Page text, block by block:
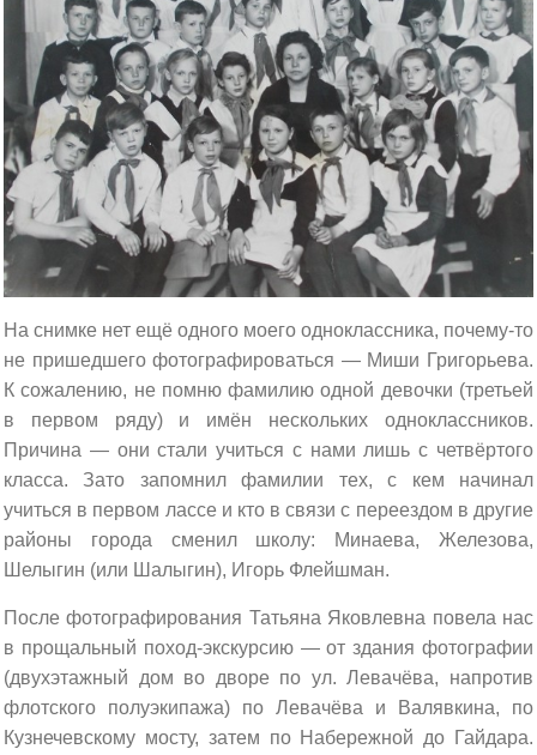
На снимке нет ещё одного моего одноклассника, почему-то
не пришедшего фотографироваться — Миши Григорьева.
К сожалению, не помню фамилию одной девочки (третьей
в первом ряду) и имён нескольких одноклассников.
Причина — они стали учиться с нами лишь с четвёртого
класса. Зато запомнил фамилии тех, с кем начинал
учиться в первом лассе и кто в связи с переездом в другие
районы города сменил школу: Минаева, Железова,
Шелыгин (или Шалыгин), Игорь Флейшман.
После фотографирования Татьяна Яковлевна повела нас
в прощальный поход-экскурсию — от здания фотографии
(двухэтажный дом во дворе по ул. Левачёва, напротив
флотского полуэкипажа) по Левачёва и Валявкина, по
Кузнечевскому мосту, затем по Набережной до Гайдара.